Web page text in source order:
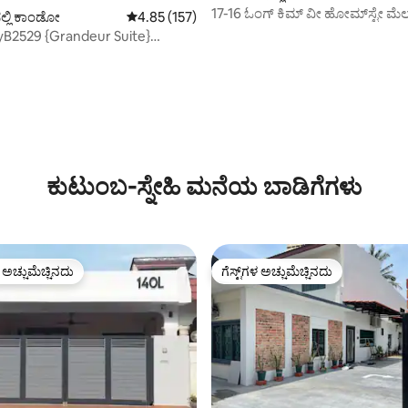
ಕಾಂಡೋ 5 ರಲ್ಲಿ 4.85 ಸರಾಸರಿ ರೇಟಿಂಗ್, 157 ವಿಮರ್ಶೆಗಳು
4.85 (157)
{Grandeur Suite}
17-16 ಓಂಗ್ ಕಿಮ್ ವೀ ಹೋಮ್‌ಸ್ಟೇ
ಕುಟುಂಬ-ಸ್ನೇಹಿ ಮನೆಯ ಬಾಡಿಗೆಗಳು
ಹೆಚ್ಚು ಅಚ್ಚುಮೆಚ್ಚಿನದು ಗೆಸ್ಟ್‌ಗಳ ಅಚ್ಚುಮೆಚ್ಚಿನದು
ಗೆಸ್ಟ್‌ಗಳ ಅಚ್ಚುಮೆಚ್ಚಿನದು